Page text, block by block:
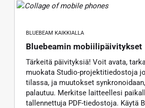
BLUEBEAM KAIKKIALLA
Bluebeamin mobiilipäivitykset
Tärkeitä päivityksiä! Voit avata,
muokata Studio-projektitiedostoja
tilassa, ja muutokset
palautuu. Merkitse laitteellesi
tallennettuja PDF-tiedostoja. Käytä